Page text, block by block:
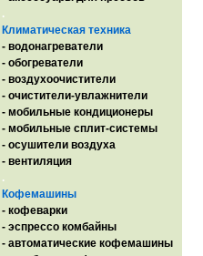
.
Климатическая техника
- водонагреватели
- обогреватели
- воздухоочистители
- очистители-увлажнители
- мобильные кондиционеры
- мобильные сплит-системы
- осушители воздуха
- вентиляция
.
Кофемашины
- кофеварки
- эспрессо комбайны
- автоматические кофемашины